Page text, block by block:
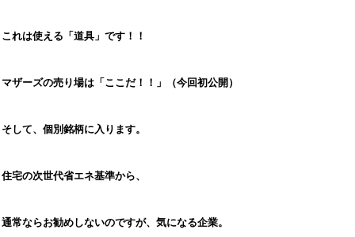
これは使える「道具」です！！
マザーズの売り場は「ここだ！！」（今回初公開）
そして、個別銘柄に入ります。
住宅の次世代省エネ基準から、
通常ならお勧めしないのですが、気になる企業。